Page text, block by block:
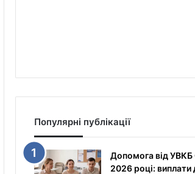
Популярні публікації
Допомога від
2026 році: виплати